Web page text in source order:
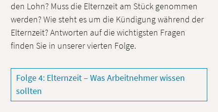
den Lohn? Muss die Elternzeit am Stück genommen
werden? Wie steht es um die Kündigung während der
Elternzeit? Antworten auf die wichtigsten Fragen
finden Sie in unserer vierten Folge.
Folge 4: Elternzeit – Was Arbeitnehmer wissen
sollten